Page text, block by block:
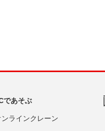
であそぶ
ラインクレーン